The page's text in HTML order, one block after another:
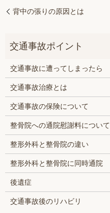
背中の張りの原因とは
交通事故に遭ってしまったら
交通事故治療とは
交通事故の保険について
整骨院への通院慰謝料について
整形外科と整骨院の違い
整形外科と整骨院に同時通院
後遺症
交通事故後のリハビリ